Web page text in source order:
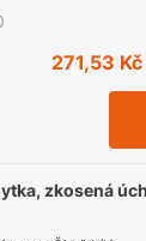
271,53 Kč
zkosená